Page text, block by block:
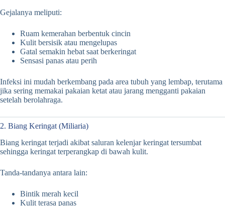
Gejalanya meliputi:
Ruam kemerahan berbentuk cincin
Kulit bersisik atau mengelupas
Gatal semakin hebat saat berkeringat
Sensasi panas atau perih
Infeksi ini mudah berkembang pada area tubuh yang lembap, terutama
jika sering memakai pakaian ketat atau jarang mengganti pakaian
setelah berolahraga.
2. Biang Keringat (Miliaria)
Biang keringat terjadi akibat saluran kelenjar keringat tersumbat
sehingga keringat terperangkap di bawah kulit.
Tanda-tandanya antara lain:
Bintik merah kecil
Kulit terasa panas